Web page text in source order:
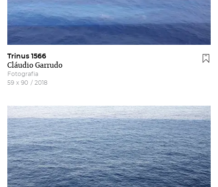
Trinus 1566
Cláudio Garrudo
Fotografia
59 x 90 / 2018